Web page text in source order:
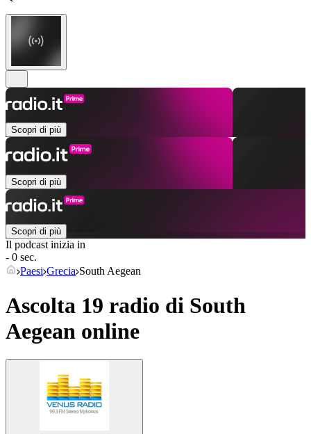
Scopri di più
Scopri di più
Scopri di più
Il podcast inizia in
- 0 sec.
Paesi Grecia South Aegean
Ascolta 19 radio di South
Aegean online